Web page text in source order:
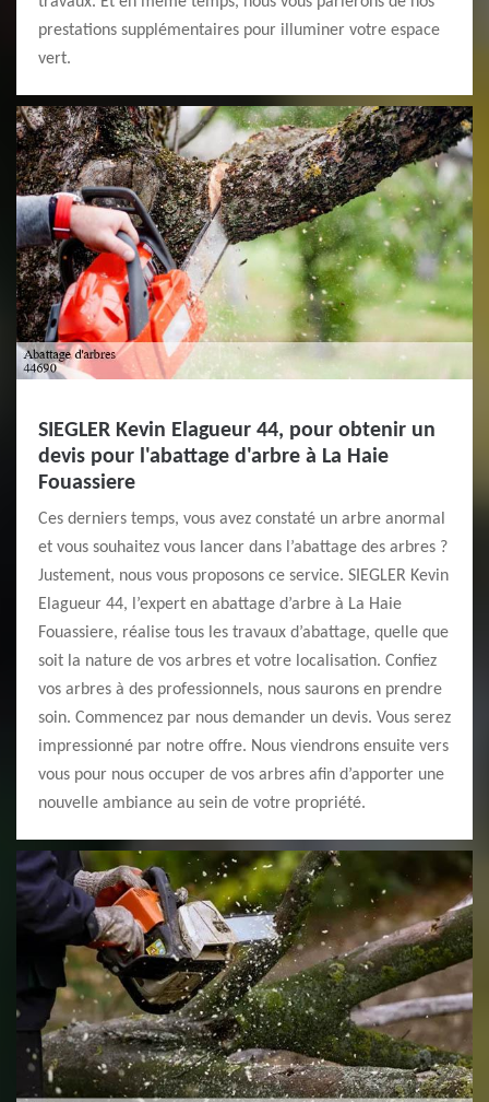
prestations supplémentaires pour illuminer votre espace
vert.
SIEGLER Kevin Elagueur 44, pour obtenir un
devis pour l'abattage d'arbre à La Haie
Fouassiere
Ces derniers temps, vous avez constaté un arbre anormal
et vous souhaitez vous lancer dans l’abattage des arbres ?
Justement, nous vous proposons ce service. SIEGLER Kevin
Elagueur 44, l’expert en abattage d’arbre à La Haie
Fouassiere, réalise tous les travaux d’abattage, quelle que
soit la nature de vos arbres et votre localisation. Confiez
vos arbres à des professionnels, nous saurons en prendre
soin. Commencez par nous demander un devis. Vous serez
impressionné par notre offre. Nous viendrons ensuite vers
vous pour nous occuper de vos arbres afin d’apporter une
nouvelle ambiance au sein de votre propriété.